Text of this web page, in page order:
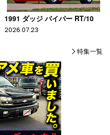
1991 ダッジ バイパー RT/10
2026.07.23
特集一覧